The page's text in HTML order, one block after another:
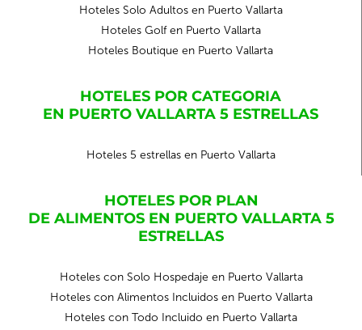
Hoteles Solo Adultos en Puerto Vallarta
Hoteles Golf en Puerto Vallarta
Hoteles Boutique en Puerto Vallarta
HOTELES POR CATEGORIA
EN PUERTO VALLARTA 5 ESTRELLAS
Hoteles 5 estrellas en Puerto Vallarta
HOTELES POR PLAN
DE ALIMENTOS EN PUERTO VALLARTA 5
ESTRELLAS
Hoteles con Solo Hospedaje en Puerto Vallarta
Hoteles con Alimentos Incluidos en Puerto Vallarta
Hoteles con Todo Incluido en Puerto Vallarta